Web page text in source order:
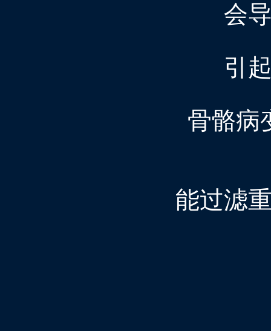
会
引
骨骼病
能过滤